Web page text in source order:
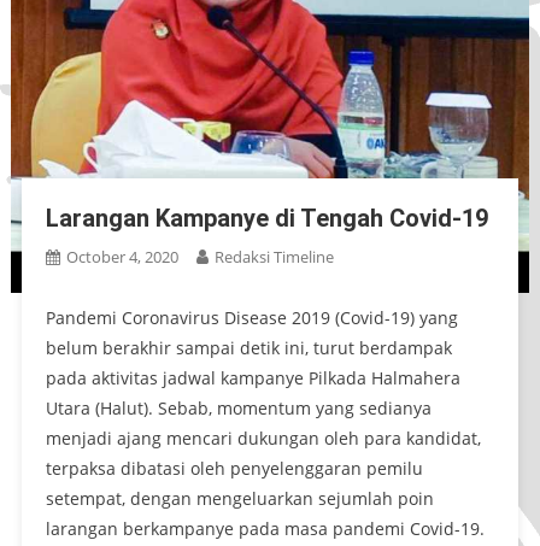
Larangan Kampanye di Tengah Covid-19
October 4, 2020 Redaksi Timeline
Pandemi Coronavirus Disease 2019 (Covid-19) yang
belum berakhir sampai detik ini, turut berdampak
pada aktivitas jadwal kampanye Pilkada Halmahera
Utara (Halut). Sebab, momentum yang sedianya
menjadi ajang mencari dukungan oleh para kandidat,
terpaksa dibatasi oleh penyelenggaran pemilu
setempat, dengan mengeluarkan sejumlah poin
larangan berkampanye pada masa pandemi Covid-19.